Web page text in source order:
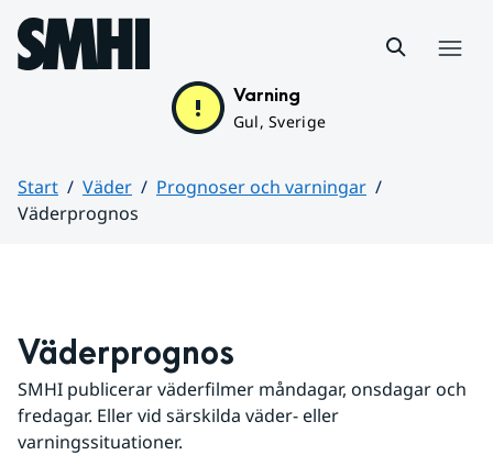
Hoppa till sidans innehåll
Varning
Gul, Sverige
Start Väder
Prognoser och varningar
Väderprognos
Väderprognos
SMHI publicerar väderfilmer måndagar, onsdagar och
fredagar. Eller vid särskilda väder- eller
varningssituationer.